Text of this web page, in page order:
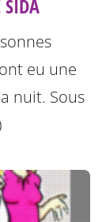
SIDA
eu une
nuit. Sous